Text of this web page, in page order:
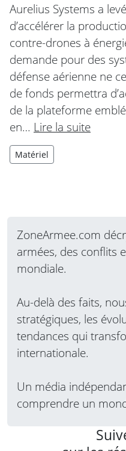
Aurelius Systems a
d’accélérer la
contre-drones à
demande pour des
défense aérienne ne
de fonds permettra
de la plateforme
en… Lire la suite
Matériel
ZoneArmee.com
armées, des conflits
mondiale.
Au-delà des faits,
stratégiques, les
tendances qui
internationale.
Un média
comprendre un